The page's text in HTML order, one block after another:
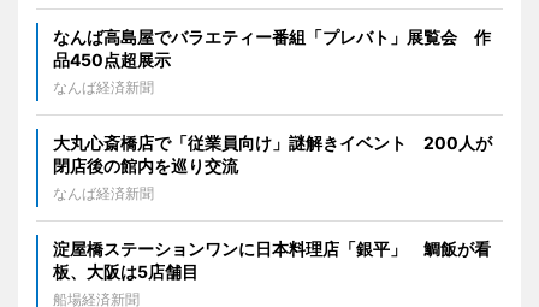
なんば高島屋でバラエティー番組「プレバト」展覧会 作
品450点超展示
なんば経済新聞
大丸心斎橋店で「従業員向け」謎解きイベント 200人が
閉店後の館内を巡り交流
なんば経済新聞
淀屋橋ステーションワンに日本料理店「銀平」 鯛飯が看
板、大阪は5店舗目
船場経済新聞